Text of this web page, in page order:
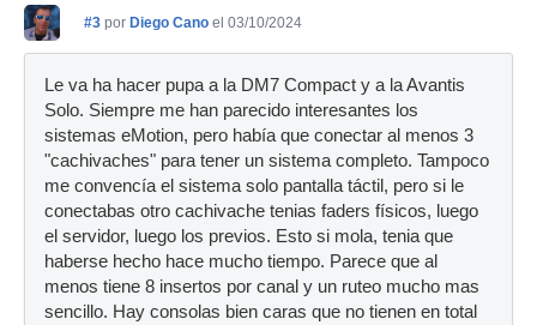
#3 por Diego Cano el 03/10/2024
Le va ha hacer pupa a la DM7 Compact y a la Avantis
Solo. Siempre me han parecido interesantes los
sistemas eMotion, pero había que conectar al menos 3
"cachivaches" para tener un sistema completo. Tampoco
me convencía el sistema solo pantalla táctil, pero si le
conectabas otro cachivache tenias faders físicos, luego
el servidor, luego los previos. Esto si mola, tenia que
haberse hecho hace mucho tiempo. Parece que al
menos tiene 8 insertos por canal y un ruteo mucho mas
sencillo. Hay consolas bien caras que no tienen en total